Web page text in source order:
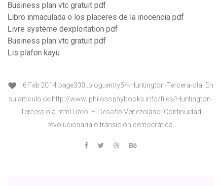
Business plan vtc gratuit pdf
Libro inmaculada o los placeres de la inocencia pdf
Livre système dexploitation pdf
Business plan vtc gratuit pdf
Lis plafon kayu
6 Feb 2014 page330_blog_entry54-Huntington-Tercera-ola. En
su artículo de http://www. philosophybooks.info/files/Huntington-
Tercera-ola.html Libro: El Desafío Venezolano: Continuidad
revolucionaria o transición democrática.